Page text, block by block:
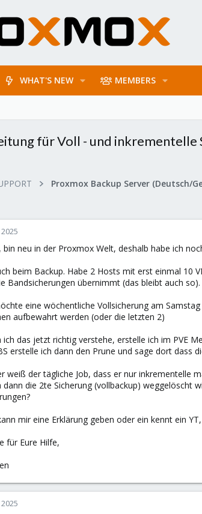
WHAT'S NEW MEMBERS
für Voll - und inkrementelle
bin neu in der Proxmox Welt, deshalb habe ich
beim Backup. Habe 2 Hosts mit erst einmal 10
Bandsicherungen übernimmt (das bleibt auch so).
eine wöchentliche Vollsicherung am
aufbewahrt werden (oder die letzten 2)
ich das jetzt richtig verstehe, erstelle ich im PVE
erstelle ich dann den Prune und sage dort dass
weiß der tägliche Job, dass er nur inkrementelle
dann die 2te Sicherung (vollbackup) weggelöscht
mir eine Erklärung geben oder ein kennt ein
für Eure Hilfe,